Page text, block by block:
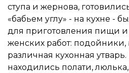
ступа и жернова,
«бабьем углу» - на кухне -
для приготовления пищи
женских работ: подойники,
различная кухонная
находились полати,